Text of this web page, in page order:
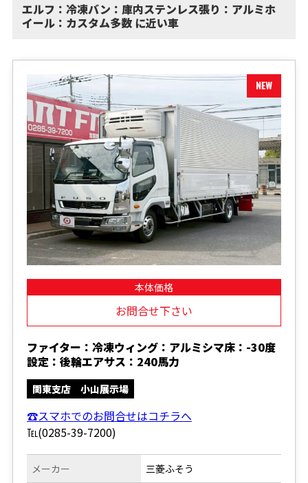
エルフ：冷凍バン：庫内ステンレス張り：アルミホ
イール：カスタム多数 に近い車
本体価格
お問合せ下さい
ファイター：冷凍ウィング：アルミシマ床：-30度
設定：後輪エアサス：240馬力
関東支店 小山展示場
☎スマホでのお問合せはコチラへ
℡(0285-39-7200)
メーカー 三菱ふそう